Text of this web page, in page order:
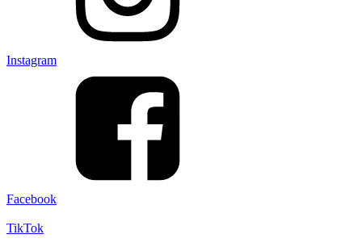
Instagram
Facebook
TikTok